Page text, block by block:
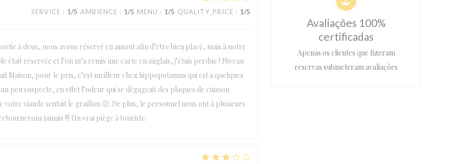
SERVICE : 1/5 AMBIENCE : 1/5 MENU : 1/5 QUALITY_PRICE : 1/5
à deux, nous avons réservé en amont afin d’être bien placé, mais à notre
était réservée et l’on m’a remis une carte en anglais, j’étais perdue ! Niveau
Maison, pour le prix, c’est meilleur chez hippopotamus qui est à quelques
peu suspecte, en effet l’odeur qui se dégageait des plaques de cuisson
votre viande sentait le graillon 🤢. De plus, le personnel nous ont à plusieurs
jamais !!! Un vrai piège à touriste.
Avaliações 100%
certificadas
Apenas os clientes que fizeram
reservas submeteram avaliações